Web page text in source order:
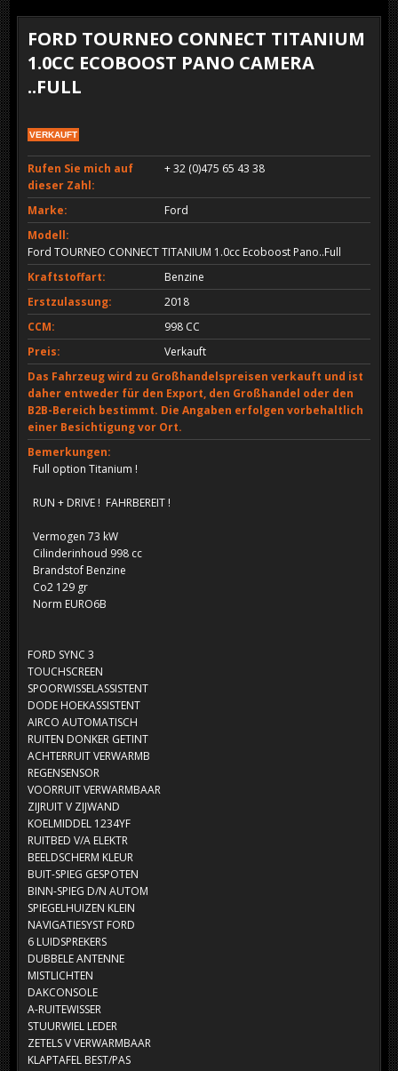
FORD TOURNEO CONNECT TITANIUM
1.0CC ECOBOOST PANO CAMERA
..FULL
VERKAUFT
Rufen Sie mich auf
dieser Zahl:
+ 32 (0)475 65 43 38
Marke:
Ford
Modell:
Ford TOURNEO CONNECT TITANIUM 1.0cc Ecoboost Pano..Full
Kraftstoffart:
Benzine
Erstzulassung:
2018
CCM:
998 CC
Preis:
Verkauft
Das Fahrzeug wird zu Großhandelspreisen verkauft und ist
daher entweder für den Export, den Großhandel oder den
B2B-Bereich bestimmt. Die Angaben erfolgen vorbehaltlich
einer Besichtigung vor Ort.
Bemerkungen:
Full option Titanium !
RUN + DRIVE ! FAHRBEREIT !
Vermogen 73 kW
Cilinderinhoud 998 cc
Brandstof Benzine
Co2 129 gr
Norm EURO6B
FORD SYNC 3
TOUCHSCREEN
SPOORWISSELASSISTENT
DODE HOEKASSISTENT
AIRCO AUTOMATISCH
RUITEN DONKER GETINT
ACHTERRUIT VERWARMB
REGENSENSOR
VOORRUIT VERWARMBAAR
ZIJRUIT V ZIJWAND
KOELMIDDEL 1234YF
RUITBED V/A ELEKTR
BEELDSCHERM KLEUR
BUIT-SPIEG GESPOTEN
BINN-SPIEG D/N AUTOM
SPIEGELHUIZEN KLEIN
NAVIGATIESYST FORD
6 LUIDSPREKERS
DUBBELE ANTENNE
MISTLICHTEN
DAKCONSOLE
A-RUITEWISSER
STUURWIEL LEDER
ZETELS V VERWARMBAAR
KLAPTAFEL BEST/PAS